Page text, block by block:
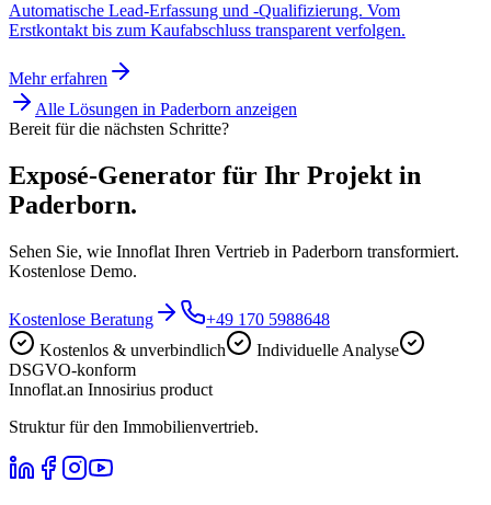
Automatische Lead-Erfassung und -Qualifizierung. Vom
Erstkontakt bis zum Kaufabschluss transparent verfolgen.
Mehr erfahren
Alle Lösungen in Paderborn anzeigen
Bereit für die nächsten Schritte?
Exposé-Generator für Ihr Projekt in
Paderborn.
Sehen Sie, wie Innoflat Ihren Vertrieb in Paderborn transformiert.
Kostenlose Demo.
Kostenlose Beratung
+49 170 5988648
Kostenlos & unverbindlich
Individuelle Analyse
DSGVO-konform
Innoflat.an Innosirius product
Struktur für den Immobilienvertrieb.